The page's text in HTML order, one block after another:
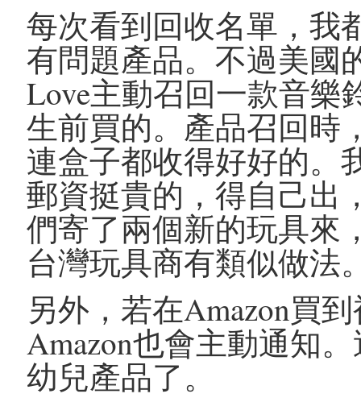
每次看到回收名單，我
有問題產品。不過美國
Love主動召回一款音樂
生前買的。產品召回時
連盒子都收得好好的。
郵資挺貴的，得自己出
們寄了兩個新的玩具來
台灣玩具商有類似做法
另外，若在Amazon買
Amazon也會主動通知
幼兒產品了。